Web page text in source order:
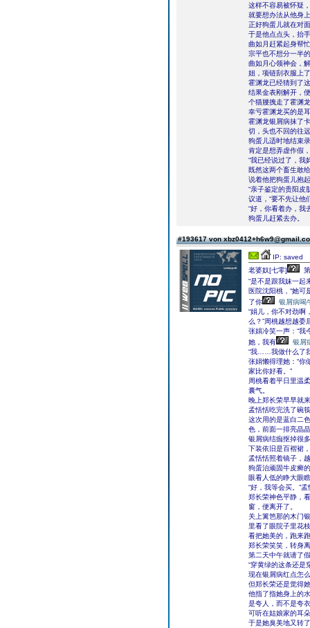
这样不容易被怀疑
就要想办法从他身
正好狗蛋儿就在对
于是他点点头，抬
曲如月赶紧起身帮
宗平也不想分一半
曲如月心领神会，
姐，项链刮衣服上
霍渊龙已经猜到了
结果金表刚解开，
个猫腰拽走了霍渊
幸亏霍渊龙买的是
霍渊龙银屑病抹了
切，头也不回的往
狗蛋儿适时地结束
肯定是想弄虚作假
“我已经说过了，我
既然这两个畜生敢
说着他把狗蛋儿抱
“亲子鉴定的贵阳皮
议道，“要不先让他
“好，你看着办，我
狗蛋儿赶紧去办。
#193617 von
IP: saved
老婆奴[七零]
“是不是跟我妹一起
医院沈阳桃，“她
了你
银屑病喝
“娟儿，你不对劲啊
么？”周桃越想越委
张娟冷笑一声：“我
她，我有
银屑
“我……我做什么了
张娟懒得理她：“你
家比你好看。”
周桃看着平日里温
囊气。
晚上郑长荣早早就
孟恬恬吃完洗了碗
这次用的是蓝白二
色，前面一排亮晶
银屑病结痂抠掉很
下装依旧是百褶裙
孟恬恬照着镜子，
狗蛋治顽固牛皮癣
眼看人低的睁大眼
“好，我等会买。”
郑长荣神色平静，
窗，便离开了。
关上篱笆那的木门
里看了眼院子里花
看把她美的，跑来
郑长荣笑笑，转身
第二天中午就请了
“穿黄绿的这条还是
现在银屑病红点怎
但郑长荣还是觉得
他指了指她身上的
是夸人，而不是夸
可听在姑娘家的耳
于是她臭美地又转